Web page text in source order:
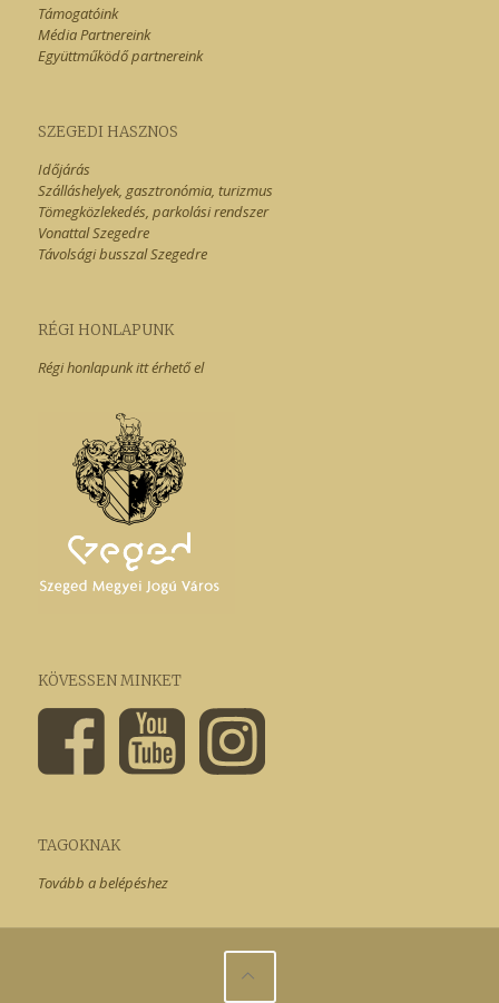
Támogatóink
Média Partnereink
Együttműködő partnereink
SZEGEDI HASZNOS
Időjárás
Szálláshelyek, gasztronómia, turizmus
Tömegközlekedés, parkolási rendszer
Vonattal Szegedre
Távolsági busszal Szegedre
RÉGI HONLAPUNK
Régi honlapunk itt érhető el
KÖVESSEN MINKET
TAGOKNAK
Tovább a belépéshez